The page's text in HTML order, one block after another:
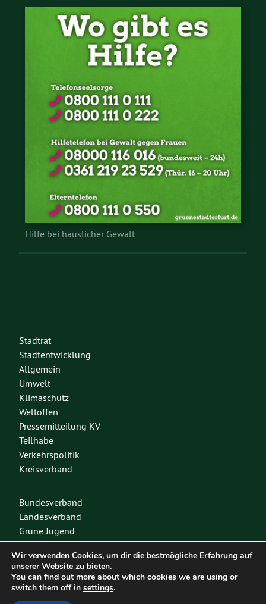
Hilfe bei häuslicher Gewalt
Stadtrat
Stadtentwicklung
Allgemein
Umwelt
Klimaschutz
Weltoffen
Pressemitteilung KV
Teilhabe
Verkehrspolitik
Kreisverband
Bundesverband
Landesverband
Grüne Jugend
Spenden
Mitglied werden
Diese Seite nutzt das freie Wordpress-Theme
Wir verwenden Cookies, um dir die bestmögliche Erfahrung auf
unserer Website zu bieten.
You can find out more about which cookies we are using or
switch them off in settings.